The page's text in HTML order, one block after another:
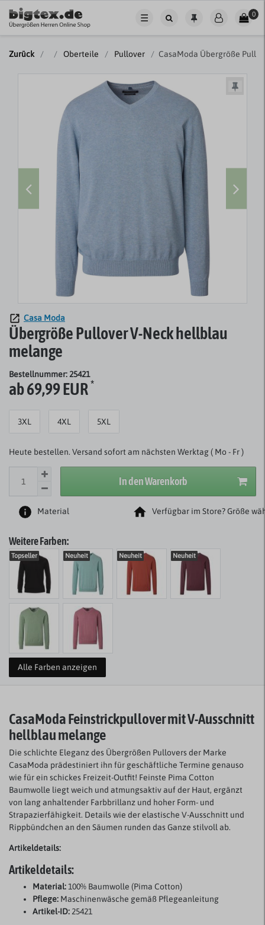
☰ 0
Zurück Oberteile Pullover CasaModa Übergröße
Casa Moda
Übergröße Pullover V-Neck hellblau
melange
Bestellnummer: 25421
ab 69,99 EUR*
3XL 4XL 5XL
Heute bestellen. Versand sofort am nächsten Werktag ( Mo - Fr )
In den Warenkorb
Material Verfügbar im Store? Größe
Weitere Farben:
Topseller Neuheit Neuheit Neuheit
Alle Farben anzeigen
CasaModa Feinstrickpullover mit V-Ausschnitt
hellblau melange
Die schlichte Eleganz des Übergrößen Pullovers der Marke
CasaModa prädestiniert ihn für geschäftliche Termine genauso
wie für ein schickes Freizeit-Outfit! Feinste Pima Cotton
Baumwolle liegt weich und atmungsaktiv auf der Haut, ergänzt
von lang anhaltender Farbbrillanz und hoher Form- und
Strapazierfähigkeit. Details wie der elastische V-Ausschnitt und
Rippbündchen an den Säumen runden das Ganze stilvoll ab.
Artikeldetails:
Artikeldetails:
Material:100% Baumwolle (Pima Cotton)
Pflege: Maschinenwäsche gemäß Pflegeanleitung
Artikel-ID:25421